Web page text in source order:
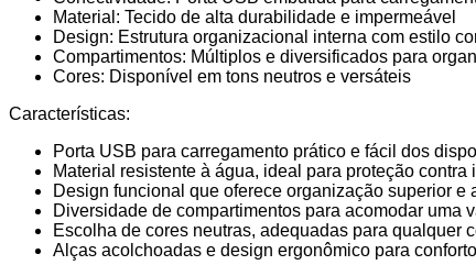
Material: Tecido de alta durabilidade e impermeável
Design: Estrutura organizacional interna com estilo
Compartimentos: Múltiplos e diversificados para
Cores: Disponível em tons neutros e versáteis
Características:
Porta USB para carregamento prático e fácil dos
Material resistente à água, ideal para proteção contra
Design funcional que oferece organização superior e
Diversidade de compartimentos para acomodar uma
Escolha de cores neutras, adequadas para qualquer
Alças acolchoadas e design ergonômico para